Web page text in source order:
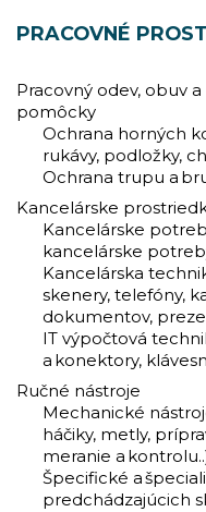
PRACOVNÉ
Pracovný odev, obuv
pomôcky
Ochrana horných
rukávy, podložky,
Ochrana trupu a
Kancelárske
Kancelárske
kancelárske
Kancelárska
skenery, telefóny,
dokumentov,
IT výpočtová
a konektory,
Ručné nástroje
Mechanické
háčiky, metly,
meranie a
Špecifické a
predchádzajúcich